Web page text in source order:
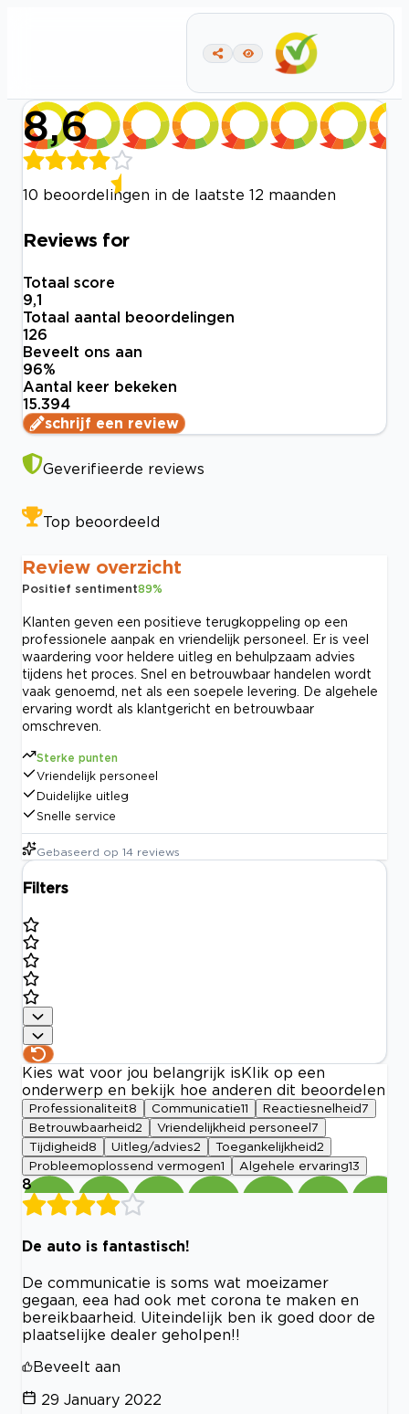
8,6
10 beoordelingen in de laatste 12 maanden
Reviews for
Totaal score
9,1
Totaal aantal beoordelingen
126
Beveelt ons aan
96%
Aantal keer bekeken
15.394
schrijf een review
Geverifieerde reviews
Top beoordeeld
Review overzicht
Positief sentiment89%
Klanten geven een positieve terugkoppeling op een
professionele aanpak en vriendelijk personeel. Er is veel
waardering voor heldere uitleg en behulpzaam advies
tijdens het proces. Snel en betrouwbaar handelen wordt
vaak genoemd, net als een soepele levering. De algehele
ervaring wordt als klantgericht en betrouwbaar
omschreven.
Sterke punten
Vriendelijk personeel
Duidelijke uitleg
Snelle service
Gebaseerd op 14 reviews
Filters
Kies wat voor jou belangrijk is Klik op een
onderwerp en bekijk hoe anderen dit beoordelen
Professionaliteit8 Communicatie11 Reactiesnelheid7
Betrouwbaarheid2 Vriendelijkheid personeel 7
Tijdigheid 8 Uitleg/advies2 Toegankelijkheid2
Probleemoplossend vermogen1 Algehele ervaring13
8
De auto is fantastisch!
De communicatie is soms wat moeizamer
gegaan, eea had ook met corona te maken en
bereikbaarheid. Uiteindelijk ben ik goed door de
plaatselijke dealer geholpen!!
Beveelt aan
29 January 2022